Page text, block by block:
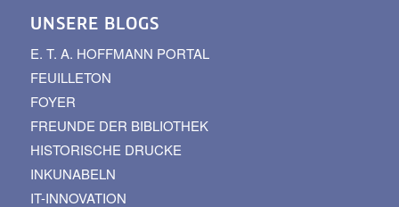
UNSERE BLOGS
E. T. A. HOFFMANN PORTAL
FEUILLETON
FOYER
FREUNDE DER BIBLIOTHEK
HISTORISCHE DRUCKE
INKUNABELN
IT-INNOVATION